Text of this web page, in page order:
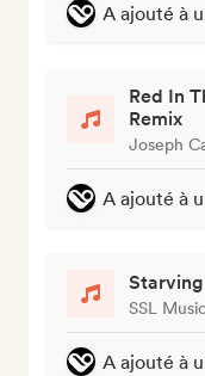
A ajouté à
Red In
Remix
Joseph
A ajouté à
Starving
SSL Music
A ajouté à